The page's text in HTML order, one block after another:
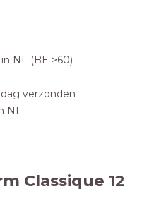
NL (BE >60)
verzonden
NL
Classique 12